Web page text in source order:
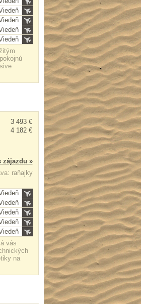
3 493 €
4 182 €
zájazdu »
raňajky
vás
na